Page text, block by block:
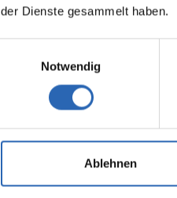
der Dienste gesammelt haben.
Notwendig
Ablehnen
Euro 6
8 Gänge
-
2